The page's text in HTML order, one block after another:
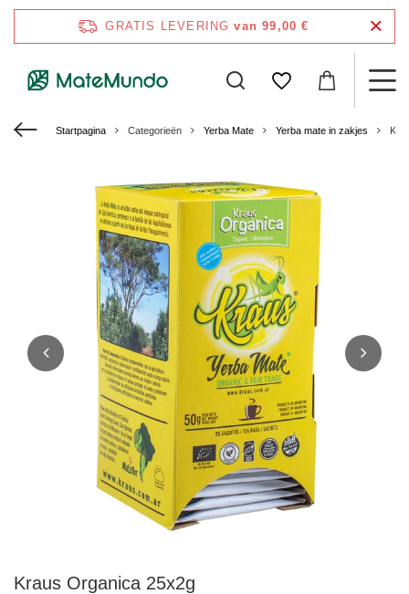
GRATIS LEVERING van 99,00 €
Startpagina Categorieën Yerba Mate Yerba mate in zakjes
Kraus Organica 25x2g